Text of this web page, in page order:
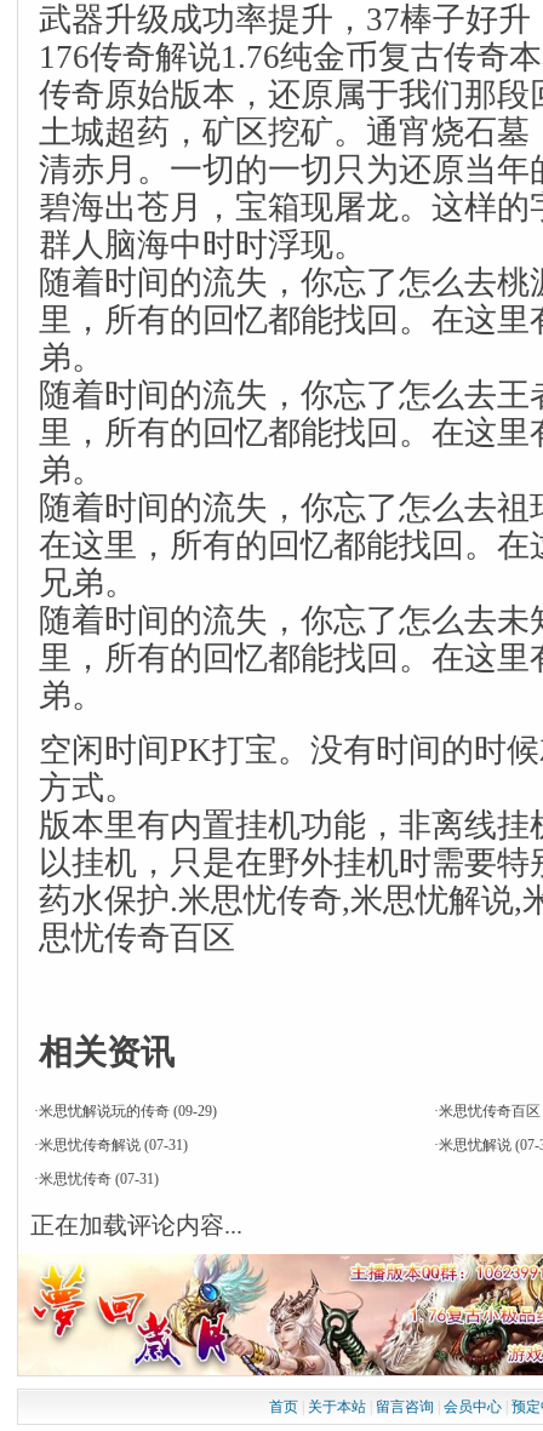
武器升级成功率提升，37棒子好
176传奇解说1.76纯金币复古传奇
传奇原始版本，还原属于我们那段
土城超药，矿区挖矿。通宵烧石墓
清赤月。一切的一切只为还原当年
碧海出苍月，宝箱现屠龙。这样的
群人脑海中时时浮现。
随着时间的流失，你忘了怎么去
里，所有的回忆都能找回。在这里
弟。
随着时间的流失，你忘了怎么去
里，所有的回忆都能找回。在这里
弟。
随着时间的流失，你忘了怎么去
在这里，所有的回忆都能找回。在
兄弟。
随着时间的流失，你忘了怎么去
里，所有的回忆都能找回。在这里
弟。
空闲时间PK打宝。没有时间的时
方式。
版本里有内置挂机功能，非离线挂
以挂机，只是在野外挂机时需要
药水保护.米思忧传奇,米思忧解说,
思忧传奇百区
相关资讯
·米思忧解说玩的传奇 (09-29) ·米思忧传奇百区
·米思忧传奇解说 (07-31) ·米思忧解说 (07-
·米思忧传奇 (07-31)
正在加载评论内容...
首页| 关于本站| 留言咨询 会员中心| 预